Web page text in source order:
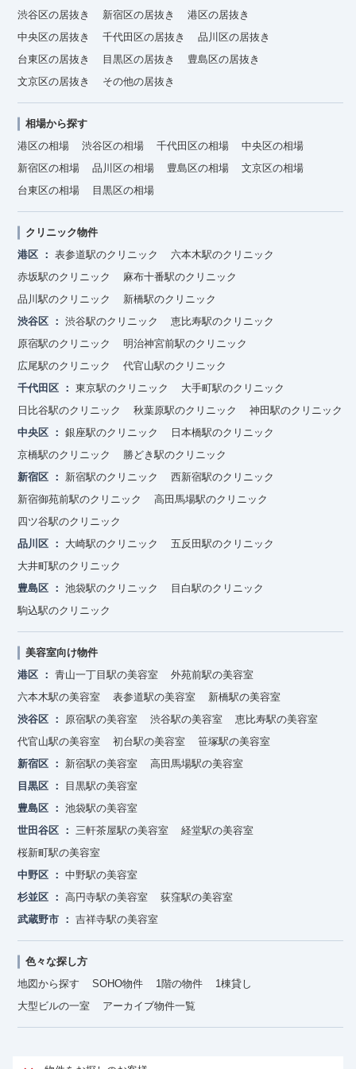
渋谷区の居抜き
新宿区の居抜き
港区の居抜き
中央区の居抜き
千代田区の居抜き
品川区の居抜き
台東区の居抜き
目黒区の居抜き
豊島区の居抜き
文京区の居抜き
その他の居抜き
相場から探す
港区の相場
渋谷区の相場 千代田区の相場
中央区の相場
新宿区の相場
品川区の相場 豊島区の相場
文京区の相場
台東区の相場
目黒区の相場
クリニック物件
港区
表参道駅のクリニック
六本木駅のクリニック
赤坂駅のクリニック
麻布十番駅のクリニック
品川駅のクリニック
新橋駅のクリニック
渋谷区
渋谷駅のクリニック
恵比寿駅のクリニック
原宿駅のクリニック
明治神宮前駅のクリニック
広尾駅のクリニック
代官山駅のクリニック
千代田区
東京駅のクリニック
大手町駅のクリニック
日比谷駅のクリニック
秋葉原駅のクリニック
神田駅のクリニック
中央区
銀座駅のクリニック
日本橋駅のクリニック
京橋駅のクリニック
勝どき駅のクリニック
新宿区
新宿駅のクリニック
西新宿駅のクリニック
新宿御苑前駅のクリニック
高田馬場駅のクリニック
四ツ谷駅のクリニック
品川区
大崎駅のクリニック
五反田駅のクリニック
大井町駅のクリニック
豊島区
池袋駅のクリニック
目白駅のクリニック
駒込駅のクリニック
美容室向け物件
港区
青山一丁目駅の美容室
外苑前駅の美容室
六本木駅の美容室
表参道駅の美容室
新橋駅の美容室
渋谷区
原宿駅の美容室 渋谷駅の美容室
恵比寿駅の美容室
代官山駅の美容室
初台駅の美容室
笹塚駅の美容室
新宿区
新宿駅の美容室
高田馬場駅の美容室
目黒区
目黒駅の美容室
豊島区
池袋駅の美容室
世田谷区
三軒茶屋駅の美容室
経堂駅の美容室
桜新町駅の美容室
中野区
中野駅の美容室
杉並区
高円寺駅の美容室
荻窪駅の美容室
武蔵野市
吉祥寺駅の美容室
色々な探し方
地図から探す
SOHO物件 1階の物件
1棟貸し
大型ビルの一室
アーカイブ物件一覧